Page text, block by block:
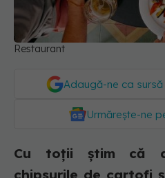
Restaurant
Adaugă-ne ca
Urmărește-ne
Cu toții știm că